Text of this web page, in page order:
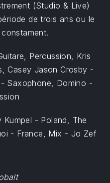
(Studio & Live)
de trois ans ou le
Percussion, Kris
Casey Jason Crosby -
Saxophone, Domino -
- Poland, The
- France, Mix - Jo Zef